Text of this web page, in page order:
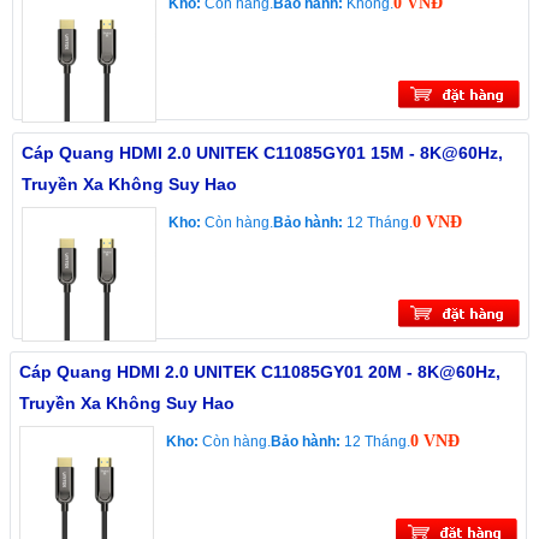
Kho: Còn hàng.Bảo hành: Không.
Cáp Quang HDMI 2.0 UNITEK C11085GY01 15M - 8K@60Hz,
Truyền Xa Không Suy Hao
Kho: Còn hàng.Bảo hành: 12 Tháng.0 VNĐ
Cáp Quang HDMI 2.0 UNITEK C11085GY01 20M - 8K@60Hz,
Truyền Xa Không Suy Hao
Kho: Còn hàng.Bảo hành: 12 Tháng.0 VNĐ